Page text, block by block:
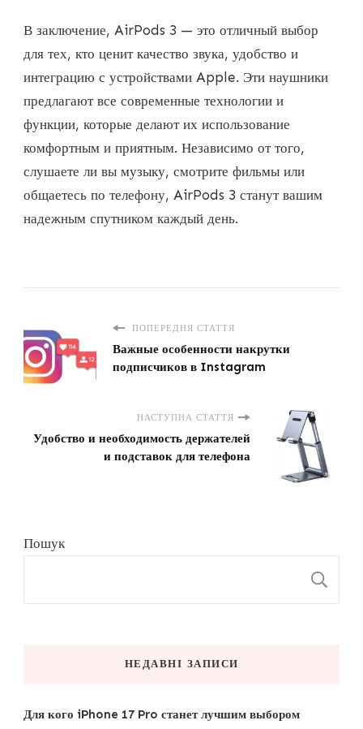
В заключение, AirPods 3 — это отличный выбор
для тех, кто ценит качество звука, удобство и
интеграцию с устройствами Apple. Эти наушники
предлагают все современные технологии и
функции, которые делают их использование
комфортным и приятным. Независимо от того,
слушаете ли вы музыку, смотрите фильмы или
общаетесь по телефону, AirPods 3 станут вашим
надежным спутником каждый день.
ПОПЕРЕДНЯ СТАТТЯ
Важные особенности накрутки
подписчиков в Instagram
НАСТУПНА СТАТТЯ
Удобство и необходимость держателей
и подставок для телефона
Пошук
НЕДАВНІ ЗАПИСИ
Для кого iPhone 17 Pro станет лучшим выбором